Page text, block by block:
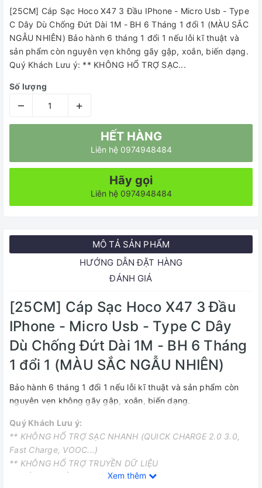
[25CM] Cáp Sạc Hoco X47 3 Đầu IPhone - Micro Usb - Type
C Dây Dù Chống Đứt Dài 1M - BH 6 Tháng 1 đổi 1 (MÀU SẮC
NGẪU NHIÊN) Bảo hành 6 tháng 1 đổi 1 nếu lỗi kĩ thuật và
sản phẩm còn nguyên vẹn không gãy gập, xoắn, biến dạng.
Quý Khách Lưu ý: ** KHÔNG HỔ TRỢ SẠC...
Số lượng
– +
HẾT HÀNG
Liên hệ 0974948484
Hãy gọi
Liên hệ 0974948484
MÔ TẢ SẢN PHẨM
HƯỚNG DẪN ĐẶT HÀNG
ĐÁNH GIÁ
[25CM] Cáp Sạc Hoco X47 3 Đầu
IPhone - Micro Usb - Type C Dây
Dù Chống Đứt Dài 1M - BH 6 Tháng
1 đổi 1 (MÀU SẮC NGẪU NHIÊN)
Bảo hành 6 tháng 1 đổi 1 nếu lỗi kĩ thuật và sản phẩm còn
nguyên vẹn không gãy gập, xoắn, biến dạng.
Quý Khách Lưu ý:
** KHÔNG HỔ TRỢ SẠC NHANH (QUICK CHARGE 2.0 3.0,
Fast Charge, VOOC...)
** KHÔNG HỔ TRỢ TRUYỀN DỮ LIỆU
Xem thêm